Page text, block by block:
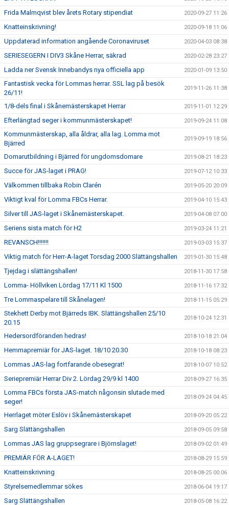
Frida Malmqvist blev årets Rotary stipendiat 2020-09-27 11:26
Knatteinskrivning! 2020-09-18 11:06
Uppdaterad information angående Coronaviruset 2020-04-03 08:38
SERIESEGERN I DIV3 Skåne Herrar, säkrad 2020-02-28 23:27
Ladda ner Svensk Innebandys nya officiella app 2020-01-09 13:50
Fantastisk vecka för Lommas herrar. SSL lag på besök
26/11!
2019-11-26 11:38
1/8-dels final i Skånemästerskapet Herrar 2019-11-01 12:29
Efterlängtad seger i kommunmästerskapet! 2019-09-24 11:08
Kommunmästerskap, alla åldrar, alla lag. Lomma mot
Bjärred
2019-09-19 18:56
Domarutbildning i Bjärred för ungdomsdomare 2019-08-21 18:23
Succe för JAS-laget i PRAG! 2019-07-12 10:33
Välkommen tillbaka Robin Clarén 2019-05-20 20:09
Viktigt kval för Lomma FBCs Herrar. 2019-04-10 15:43
Silver till JAS-laget i Skånemästerskapet. 2019-04-08 07:00
Seriens sista match för H2 2019-03-24 11:21
REVANSCH!!!!!!! 2019-03-03 15:37
Viktig match för Herr-A-laget Torsdag 2000 Slättängshallen 2019-01-30 15:48
Tjejdag i slättängshallen! 2018-11-30 17:58
Lomma- Höllviken Lördag 17/11 Kl 1500 2018-11-16 17:32
Tre Lommaspelare till Skånelagen! 2018-11-15 05:29
Stekhett Derby mot Bjärreds IBK. Slättängshallen 25/10
20.15
2018-10-24 12:31
Hedersordföranden hedras! 2018-10-18 21:04
Hemmapremiär för JAS-laget. 18/10 20.30 2018-10-18 08:23
Lommas JAS-lag fortfarande obesegrat! 2018-10-07 10:52
Seriepremiär Herrar Div 2. Lördag 29/9 kl 1400 2018-09-27 16:35
Lomma FBCs första JAS-match någonsin slutade med
seger!
2018-09-24 04:45
Herrlaget möter Eslöv i Skånemästerskapet 2018-09-20 05:22
Sarg Slättängshallen 2018-09-05 09:58
Lommas JAS lag gruppsegrare i Björnslaget! 2018-09-02 01:49
PREMIÄR FÖR A-LAGET! 2018-08-29 15:59
Knatteinskrivning 2018-08-25 00:06
Styrelsemedlemmar sökes 2018-06-04 19:17
Sarg Slättängshallen 2018-05-08 16:22